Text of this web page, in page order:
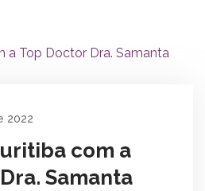
2022
com a
Samanta